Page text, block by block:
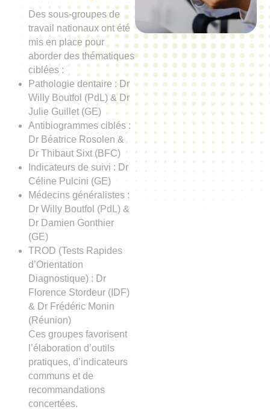
Des sous-groupes de
travail nationaux ont été
mis en place pour
aborder des thématiques
ciblées :
Pathologie dentaire : Dr
Willy Boutfol (PdL) & Dr
Julie Guillet (GE)
Antibiogrammes ciblés :
Dr Béatrice Rosolen &
Dr Thibaut Sixt (BFC)
Indicateurs de suivi : Dr
Céline Pulcini (GE)
Médecins généralistes :
Dr Willy Boutfol (PdL) &
Dr Damien Gonthier
(GE)
TROD (Tests Rapides
d’Orientation
Diagnostique) : Dr
Florence Stordeur (IDF)
& Dr Frédéric Monin
(Réunion)
Ces groupes favorisent
l’élaboration d’outils
pratiques, d’indicateurs
communs et de
recommandations
concertées.